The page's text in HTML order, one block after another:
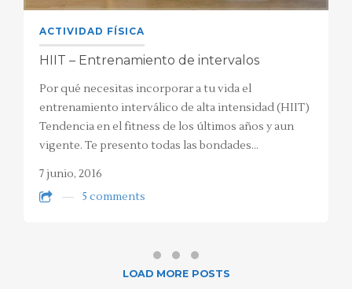
ACTIVIDAD FÍSICA
HIIT – Entrenamiento de intervalos
Por qué necesitas incorporar a tu vida el
entrenamiento interválico de alta intensidad (HIIT)
Tendencia en el fitness de los últimos años y aun
vigente. Te presento todas las bondades…
7 junio, 2016
5 comments
LOAD MORE POSTS